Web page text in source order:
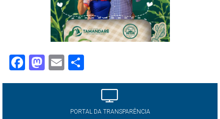
Facebook
Mastodon
Email
PORTAL DA TRANSPARÊNCIA